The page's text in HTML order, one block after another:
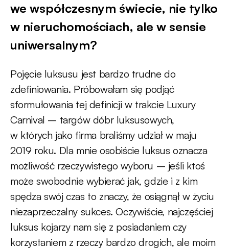
we współczesnym świecie, nie tylko
w nieruchomościach, ale w sensie
uniwersalnym?
Pojęcie luksusu jest bardzo trudne do
zdefiniowania. Próbowałam się podjąć
sformułowania tej definicji w trakcie Luxury
Carnival – targów dóbr luksusowych,
w których jako firma braliśmy udział w maju
2019 roku. Dla mnie osobiście luksus oznacza
możliwość rzeczywistego wyboru – jeśli ktoś
może swobodnie wybierać jak, gdzie i z kim
spędza swój czas to znaczy, że osiągnął w życiu
niezaprzeczalny sukces. Oczywiście, najczęściej
luksus kojarzy nam się z posiadaniem czy
korzystaniem z rzeczy bardzo drogich, ale moim